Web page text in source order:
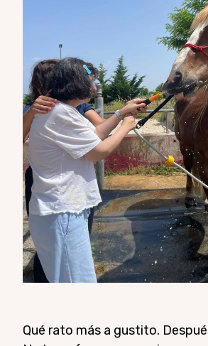
Qué rato más a gustito.